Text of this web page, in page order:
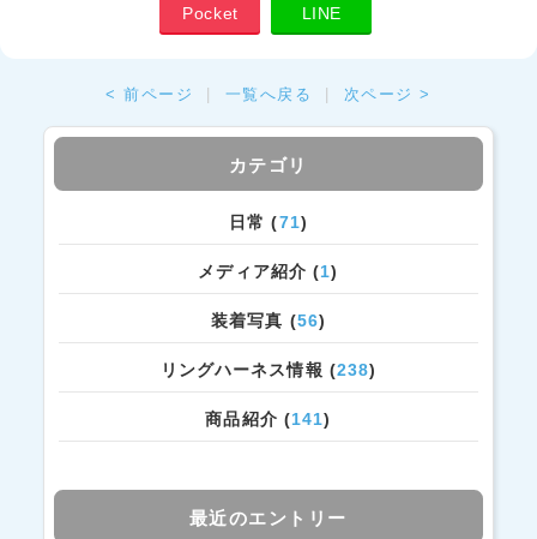
Pocket LINE
< 前ページ 一覧へ戻る 次ページ >
カテゴリ
日常 (71)
メディア紹介 (1)
装着写真 (56)
リングハーネス情報 (238)
商品紹介 (141)
最近のエントリー